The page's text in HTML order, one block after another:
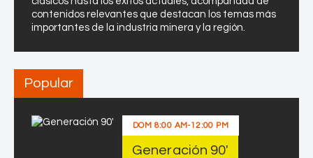
contenidos relevantes que destacan los temas más
importantes de la industria minera y la región.
Popular
DOM 8:00 AM-12:00 PM
Generación 90′